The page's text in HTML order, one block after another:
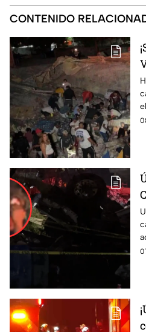
CONTENIDO